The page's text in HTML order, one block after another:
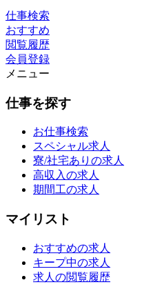
仕事検索
おすすめ
閲覧履歴
会員登録
メニュー
仕事を探す
お仕事検索
スペシャル求人
寮/社宅ありの求人
高収入の求人
期間工の求人
マイリスト
おすすめの求人
キープ中の求人
求人の閲覧履歴